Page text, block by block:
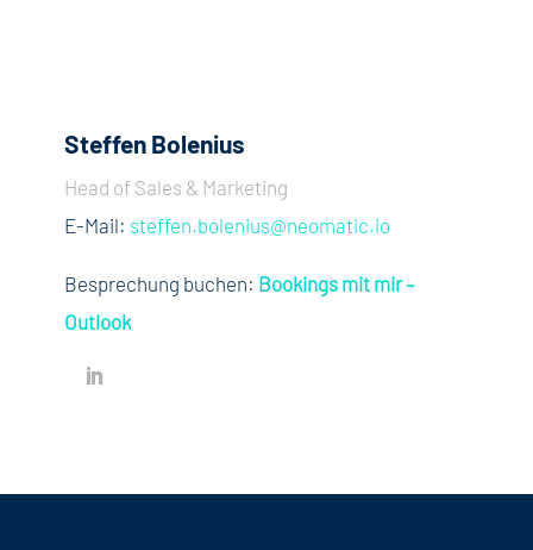
Steffen Bolenius
Head of Sales & Marketing
E-Mail: steffen.bolenius@neomatic.io
Besprechung buchen: Bookings mit mir –
Outlook